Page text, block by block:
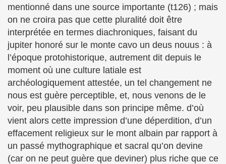
mentionné dans une source importante (t126) ; mais
on ne croira pas que cette pluralité doit être
interprétée en termes diachroniques, faisant du
jupiter honoré sur le monte cavo un deus nouus : à
l’époque protohistorique, autrement dit depuis le
moment où une culture latiale est
archéologiquement attestée, un tel changement ne
nous est guère perceptible, et, nous venons de le
voir, peu plausible dans son principe même. d’où
vient alors cette impression d’une déperdition, d’un
effacement religieux sur le mont albain par rapport à
un passé mythographique et sacral qu’on devine
(car on ne peut guère que deviner) plus riche que ce